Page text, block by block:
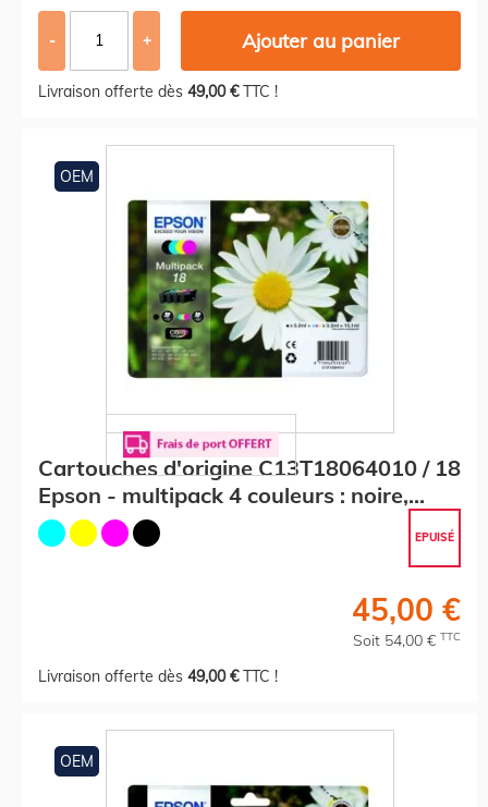
- + Ajouter au panier
Livraison offerte dès 49,00 €TTC !
OEM
Cartouches d'origine C13T18064010 / 18
Epson - multipack 4 couleurs : noire,
cyan, magenta, jaune
EPUISÉ
45,00 €
Soit 54,00 € TTC
Livraison offerte dès 49,00 €TTC !
OEM